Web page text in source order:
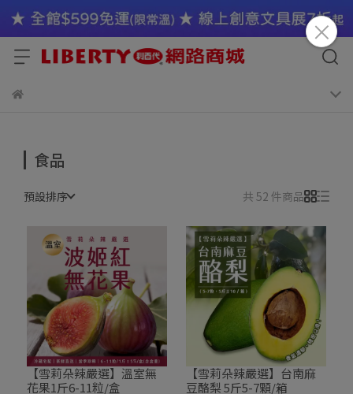
食品
預設排序 共 52 件商品
【雪莉朵辣嚴選】溫室無
花果1斤6-11粒/盒
【雪莉朵辣嚴選】台南麻
豆酪梨 5斤5-7顆/箱